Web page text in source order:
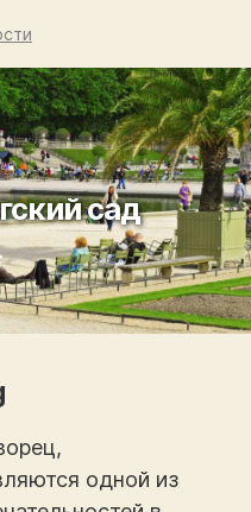
сад
одной из